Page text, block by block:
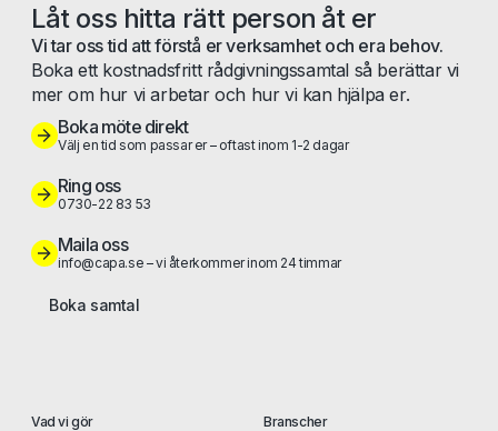
Låt oss hitta rätt person åt er
Vi tar oss tid att förstå er verksamhet och era behov.
Boka ett kostnadsfritt rådgivningssamtal så berättar vi
mer om hur vi arbetar och hur vi kan hjälpa er.
Boka möte direkt
Välj en tid som passar er – oftast inom 1-2 dagar
Ring oss
0730-22 83 53
Maila oss
info@capa.se – vi återkommer inom 24 timmar
Boka samtal
Vad vi gör
Branscher